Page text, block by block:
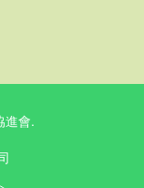
進會.